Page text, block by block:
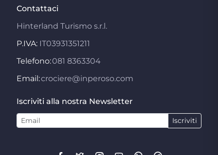
Contattaci
Hinterland Turismo s.r.l.
P.IVA: IT03931351211
Telefono:081 8363304
Email:crociere@inperoso.com
Iscriviti alla nostra Newsletter
Iscriviti